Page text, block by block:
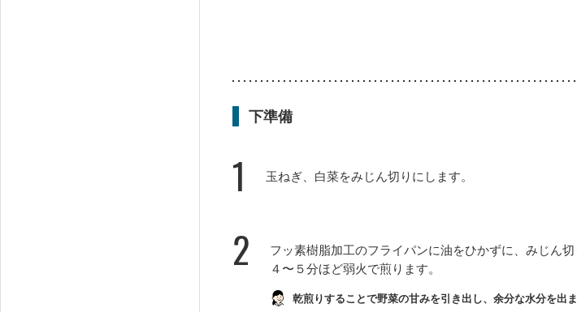
下準備
1 玉ねぎ、白菜をみじん切りにします。
2
フッ素樹脂加工のフライパンに油をひかずに、みじん
４〜５分ほど弱火で煎ります。
乾煎りすることで野菜の甘みを引き出し、余分な水分を出ま